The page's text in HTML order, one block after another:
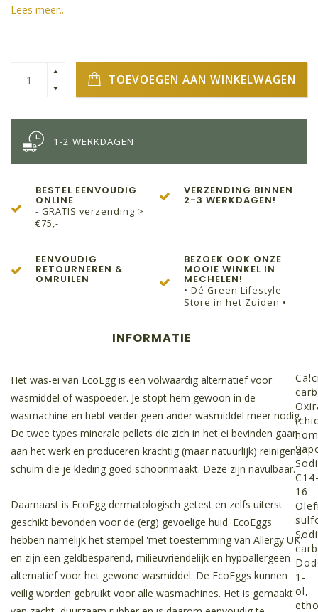
Lees meer..
TOEVOEGEN AAN WINKELWAGEN
1-2 WERKDAGEN
BESTEL EENVOUDIG
ONLINE
- GRATIS verzending >
€75,-
VERZENDING BINNEN
2-3 WERKDAGEN!
EENVOUDIG
RETOURNEREN &
OMRUILEN
BEZOEK OOK ONZE
MOOIE WINKEL IN
MECHELEN!
• Dé Green Lifestyle
Store in het Zuiden •
INFORMATIE
Het was-ei van EcoEgg is een volwaardig alternatief voor
wasmiddel of waspoeder. Je stopt hem gewoon in de
wasmachine en hebt verder geen ander wasmiddel meer nodig.
De twee types minerale pellets die zich in het ei bevinden gaan
aan het werk en produceren krachtig (maar natuurlijk) reinigend
schuim die je kleding goed schoonmaakt. Deze zijn navulbaar.
Daarnaast is EcoEgg dermatologisch getest en zelfs uiterst
geschikt bevonden voor de (erg) gevoelige huid. EcoEggs
hebben namelijk het stempel 'met toestemming van Allergy UK'
en zijn een geldbesparend, milieuvriendelijk en hypoallergeen
alternatief voor het gewone wasmiddel. De EcoEggs kunnen
veilig worden gebruikt voor alle wasmachines. Het is gemaakt
16
1-
ol,